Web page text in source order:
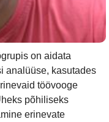
on aidata
analüüse, kasutades
töövooge
põhiliseks
erinevate